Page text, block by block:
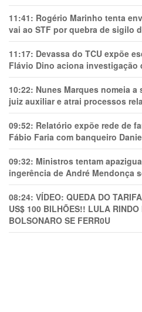
11:41: Rogério Marinho tenta
vai ao STF por quebra de sigilo
11:17: Devassa do TCU expõe
Flávio Dino aciona investigação
10:22: Nunes Marques nomeia
juiz auxiliar e atrai processos
09:52: Relatório expõe rede de
Fábio Faria com banqueiro
09:32: Ministros tentam
ingerência de André Mendonça
08:24: VÍDEO: QUEDA DO
US$ 100 BILHÕES!! LULA
BOLSONARO SE FERR0U